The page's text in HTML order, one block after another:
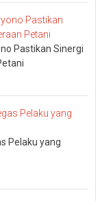
Pastikan Sinergi
Pelaku yang